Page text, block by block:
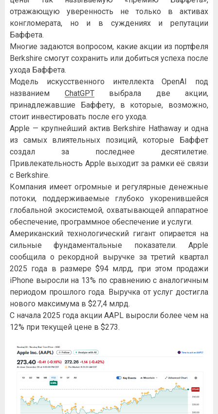
отражающую уверенность не только в активах
конгломерата, но и в суждениях и репутации
Баффета.
Многие задаются вопросом, какие акции из портфеля
Berkshire смогут сохранить или добиться успеха после
ухода Баффета.
Модель искусственного интеллекта OpenAI под
названием ChatGPTвыбрала две акции,
принадлежавшие Баффету, в которые, возможно,
стоит инвестировать после его ухода.
Apple — крупнейший актив Berkshire Hathaway и одна
из самых влиятельных позиций, которые Баффет
создал за последнее десятилетие.
Привлекательность Apple выходит за рамки её связи
с Berkshire.
Компания имеет огромные и регулярные денежные
потоки, поддерживаемые глубоко укоренившейся
глобальной экосистемой, охватывающей аппаратное
обеспечение, программное обеспечение и услуги.
Американский технологический гигант опирается на
сильные фундаментальные показатели. Apple
сообщила о рекордной выручке за третий квартал
2025 года в размере $94 млрд, при этом продажи
iPhone выросли на 13% по сравнению с аналогичным
периодом прошлого года. Выручка от услуг достигла
нового максимума в $27,4 млрд.
С начала 2025 года акции AAPL выросли более чем на
12% при текущей цене в $273.